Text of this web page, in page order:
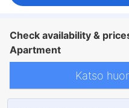
Check availability &
Apartment
Katso